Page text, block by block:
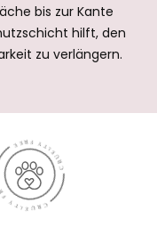
bis zur Kante
hilft, den
zu verlängern.